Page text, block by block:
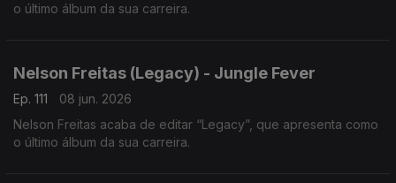
o último álbum da sua carreira.
Nelson Freitas (Legacy) - Jungle Fever
Ep. 111
08 jun. 2026
Nelson Freitas acaba de editar “Legacy”, que apresenta como
o último álbum da sua carreira.